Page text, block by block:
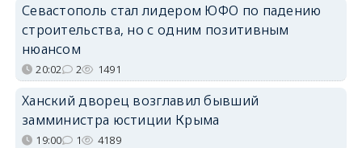
Севастополь стал лидером ЮФО по падению
строительства, но с одним позитивным
нюансом
20:02 2 1491
Ханский дворец возглавил бывший
замминистра юстиции Крыма
19:00 1 4189